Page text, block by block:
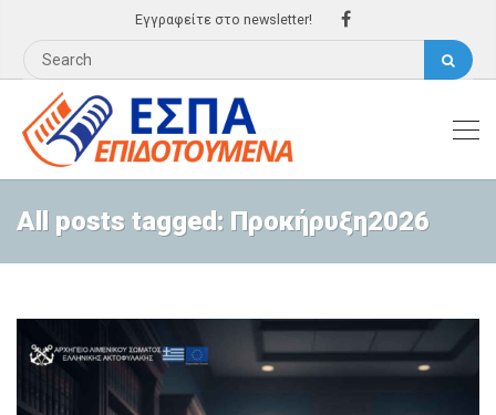
Εγγραφείτε στο newsletter!
All posts tagged: Προκήρυξη2026